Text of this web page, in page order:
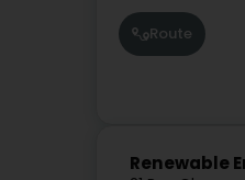
Route
Renewable